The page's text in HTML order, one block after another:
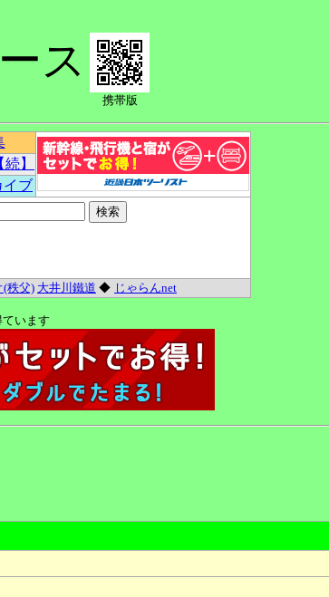
ス
携帯版
続】
イブ
(秩父) 大井川鐵道 ◆ じゃらんnet
います